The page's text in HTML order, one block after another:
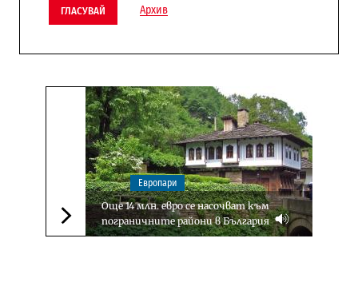
ГЛАСУВАЙ Архив
Следваща новина
Европари
Още 14 млн. евро се насочват към
пограничните райони в България